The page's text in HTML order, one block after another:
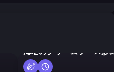
海老のクリームソース炒